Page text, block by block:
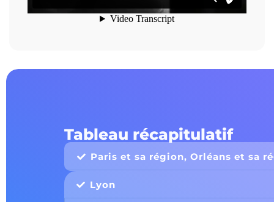
Tableau récapitulatif
Paris et sa région, Orléans et sa
Lyon